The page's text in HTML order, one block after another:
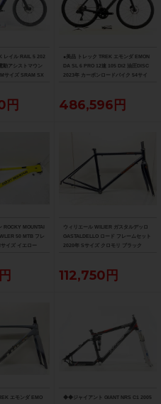
イル RAIL 5 202
動アシストマウン
サイズ SRAM SX
円
●美品 トレック TREK エモンダ EMON
DA SL 6 PRO 12速 105 Di2 油圧DISC
2023年 カーボンロードバイク 54サイ
486,596円
ROCKY MOUNTAI
50 MTB フレ
イズ イエロー
ウィリエール WILIER ガスタルデッロ
GASTALDELLO ロード フレームセット
2020年 Sサイズ クロモリ ブラック
112,750円
エモンダ EMO
◆◆ジャイアント GIANT NRS C1 2005